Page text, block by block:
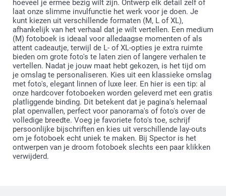
hoeveel je ermee bezig wilt zijn. Ontwerp elk detail zelf of
laat onze slimme invulfunctie het werk voor je doen. Je
kunt kiezen uit verschillende formaten (M, L of XL),
afhankelijk van het verhaal dat je wilt vertellen. Een medium
(M) fotoboek is ideaal voor alledaagse momenten of als
attent cadeautje, terwijl de L- of XL-opties je extra ruimte
bieden om grote foto's te laten zien of langere verhalen te
vertellen. Nadat je jouw maat hebt gekozen, is het tijd om
je omslag te personaliseren. Kies uit een klassieke omslag
met foto's, elegant linnen of luxe leer. En hier is een tip: al
onze hardcover fotoboeken worden geleverd met een gratis
platliggende binding. Dit betekent dat je pagina's helemaal
plat openvallen, perfect voor panorama's of foto's over de
volledige breedte. Voeg je favoriete foto's toe, schrijf
persoonlijke bijschriften en kies uit verschillende lay-outs
om je fotoboek echt uniek te maken. Bij Spector is het
ontwerpen van je droom fotoboek slechts een paar klikken
verwijderd.